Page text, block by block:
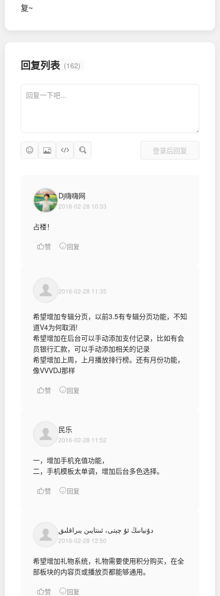
复~
回复列表 (162)
登录后回复
Dj嗨嗨网
2016-02-28 10:33
占楼！
赞 回复
2016-02-28 11:35
希望增加专辑分页，以前3.5有专辑分页功能，不知
道V4为何取消!
希望增加在后台可以手动添加支付记录，比如有会
员银行汇款，可以手动添加相关的记录
希望增加上周，上月播放排行榜。还有月份功能，
像VVVDJ那样
赞 回复
民乐
2016-02-28 11:52
一，增加手机充值功能，
二，手机模板太单调，增加后台多色选择。
赞 回复
دۇنيانىڭ ئۇ چېتى، ئىنتايىن يىراقلىق
2016-02-28 12:50
希望增加礼物系统，礼物需要使用积分购买，在全
部板块的内容页或播放页都能够通用。
赞 回复